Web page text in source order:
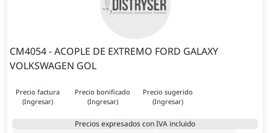
CM4054 - ACOPLE DE EXTREMO FORD GALAXY
VOLKSWAGEN GOL
Precio factura
(Ingresar)
Precio bonificado
(Ingresar)
Precio sugerido
(Ingresar)
Precios expresados con IVA incluido